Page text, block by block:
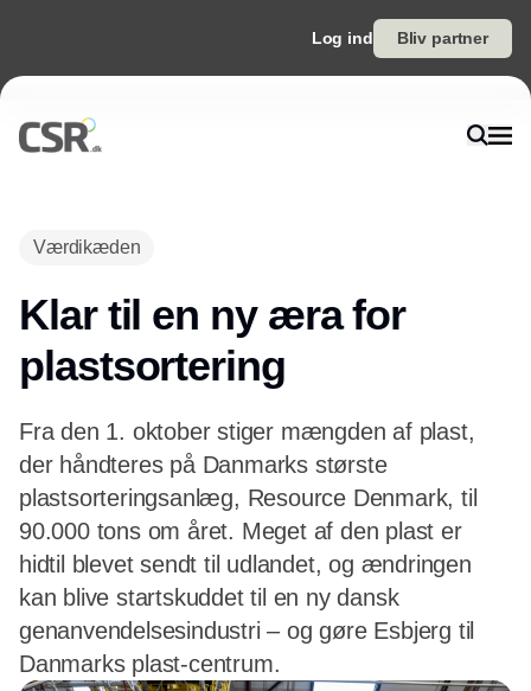
Log ind Bliv partner
Værdikæden
Klar til en ny æra for
plastsortering
Fra den 1. oktober stiger mængden af plast,
der håndteres på Danmarks største
plastsorteringsanlæg, Resource Denmark, til
90.000 tons om året. Meget af den plast er
hidtil blevet sendt til udlandet, og ændringen
kan blive startskuddet til en ny dansk
genanvendelsesindustri – og gøre Esbjerg til
Danmarks plast-centrum.